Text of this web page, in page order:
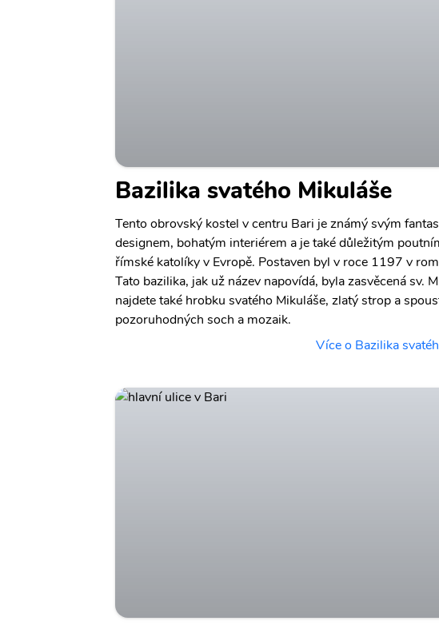
Bazilika svatého Mikuláše
Tento obrovský kostel v centru Bari je známý svým
designem, bohatým interiérem a je také důležitým
římské katolíky v Evropě. Postaven byl v roce 1197 v
Tato bazilika, jak už název napovídá, byla zasvěcená sv.
najdete také hrobku svatého Mikuláše, zlatý strop a
pozoruhodných soch a mozaik.
Více o Bazilika